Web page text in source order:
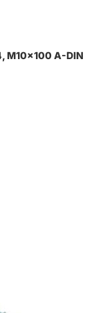
M10x100 A-DIN